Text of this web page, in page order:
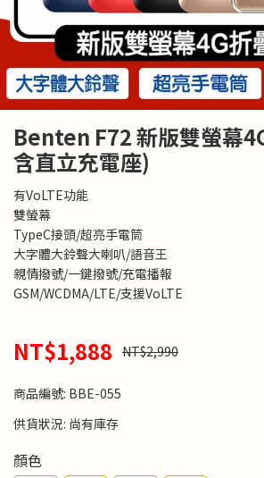
Benten F72 新版雙螢幕
含直立充電座)
有VoLTE功能
雙螢幕
TypeC接頭/超亮手電筒
大字體大鈴聲大喇叭/語音王
親情撥號/一鍵撥號/充電播報
GSM/WCDMA/LTE/支援VoLTE
NT$1,888 NT$2,990
商品編號: BBE-055
供貨狀況: 尚有庫存
顏色